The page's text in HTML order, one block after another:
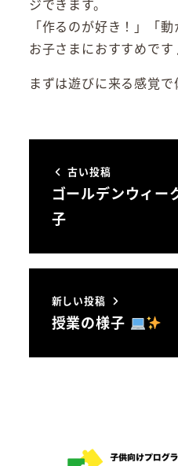
「作るのが好き！」「
お子さまにおすすめで
まずは遊びに来る感覚
古い投稿
ゴールデンウィー
子
新しい投稿
授業の様子